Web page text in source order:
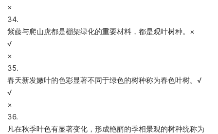
×
34.
紫藤与爬山虎都是棚架绿化的重要材料，都是观叶树种。×
√
×
35.
春天新发嫩叶的色彩显著不同于绿色的树种称为春色叶树。√
√
×
36.
凡在秋季叶色有显著变化，形成艳丽的季相景观的树种统称为